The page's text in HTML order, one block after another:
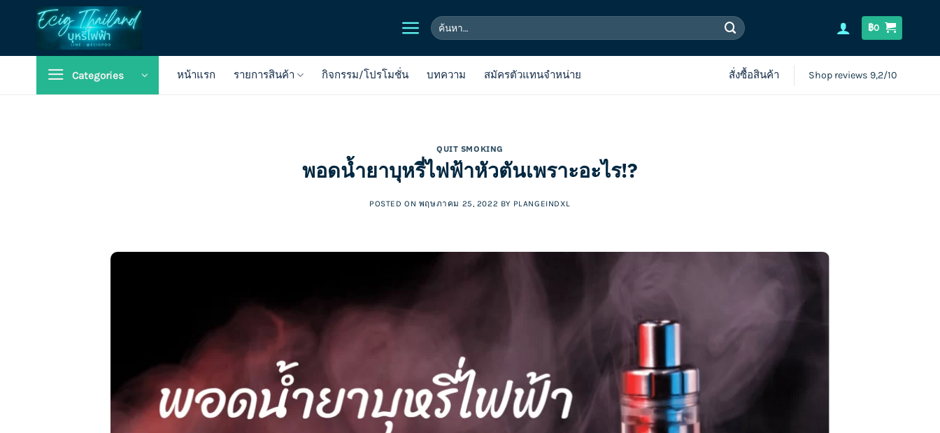
ค้นหา:
฿0
Categories หน้าแรก รายการสินค้า กิจกรรม/โปรโมชั่น บทความ สมัครตัวแทนจำหน่าย สั่งซื้อสินค้า Shop reviews 9,2/10
QUIT SMOKING
พอดน้ำยาบุหรี่ไฟฟ้าหัวตันเพราะอะไร!?
POSTED ON พฤษภาคม 25, 2022 BY PLANGEINDXL